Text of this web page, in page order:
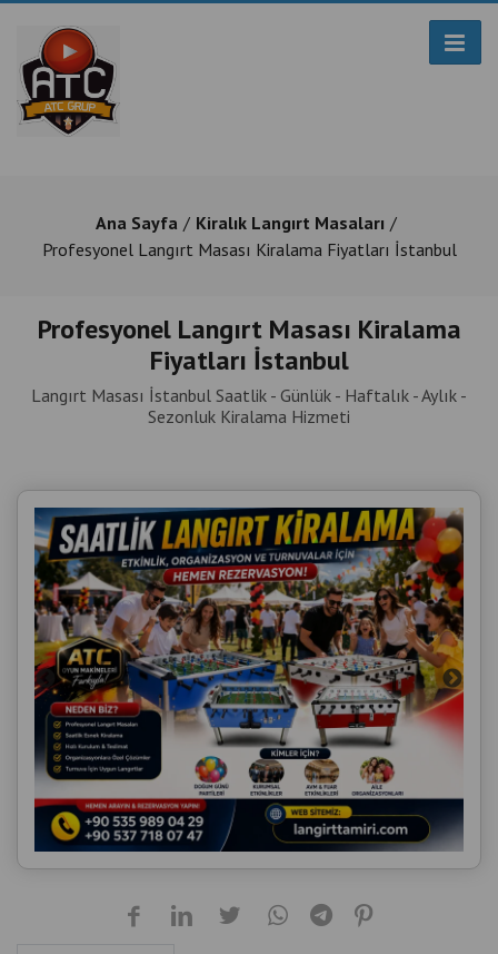
Ana Sayfa
Kiralık Langırt Masaları
Profesyonel Langırt Masası Kiralama Fiyatları İstanbul
Profesyonel Langırt Masası Kiralama
Fiyatları İstanbul
Langırt Masası İstanbul Saatlik - Günlük - Haftalık - Aylık -
Sezonluk Kiralama Hizmeti